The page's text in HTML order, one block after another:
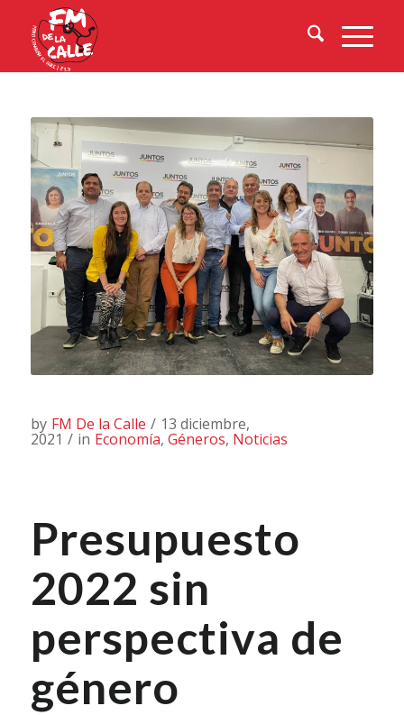
by FM De la Calle / 13 diciembre,
2021 / in Economía, Géneros, Noticias
Presupuesto
2022 sin
perspectiva de
género